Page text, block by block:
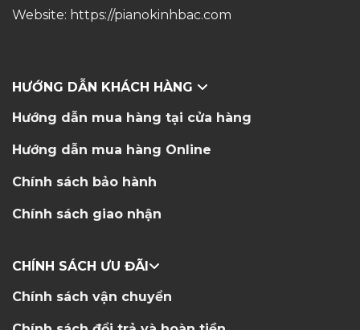
Website: https://pianokinhbac.com
HƯỚNG DẪN KHÁCH HÀNG
Hướng dẫn mua hàng tại cửa hàng
Hướng dẫn mua hàng Online
Chính sách bảo hành
Chính sách giao nhận
CHÍNH SÁCH ƯU ĐÃI
Chính sách vận chuyển